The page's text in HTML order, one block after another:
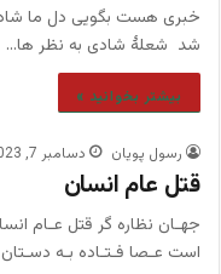
خبری هست بگویی دل ما شاد
شد شعلهٔ شادی به نظر ها…
بیشتر بخوانید »
رسول پویان دسامبر 7, 2023
قتل عام انسان
جهـان نظاره گر قتل عـام
است عـصا فـتـاده بـه